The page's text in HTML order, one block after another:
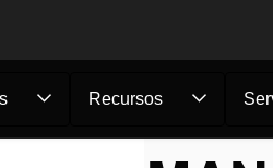
Recursos
de exten...